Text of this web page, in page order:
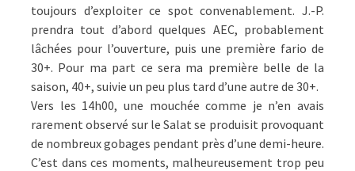
toujours d’exploiter ce spot convenablement. J.-P.
prendra tout d’abord quelques AEC, probablement
lâchées pour l’ouverture, puis une première fario de
30+. Pour ma part ce sera ma première belle de la
saison, 40+, suivie un peu plus tard d’une autre de 30+.
Vers les 14h00, une mouchée comme je n’en avais
rarement observé sur le Salat se produisit provoquant
de nombreux gobages pendant près d’une demi-heure.
C’est dans ces moments, malheureusement trop peu